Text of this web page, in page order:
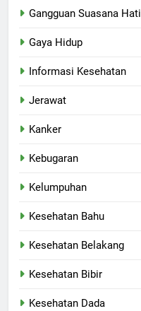
Gangguan Suasana Hati
Gaya Hidup
Informasi Kesehatan
Jerawat
Kanker
Kebugaran
Kelumpuhan
Kesehatan Bahu
Kesehatan Belakang
Kesehatan Bibir
Kesehatan Dada